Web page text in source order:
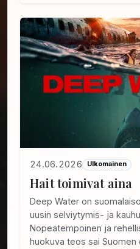
24.06.2026 Ulkomainen
Hait toimivat aina
Deep Water on
uusin selviytymis- ja
Nopeatempoinen ja
huokuva teos sai Suomen